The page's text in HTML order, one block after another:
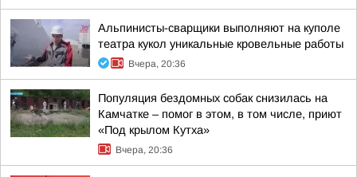
Альпинисты-сварщики выполняют на куполе
театра кукол уникальные кровельные работы
Вчера, 20:36
Популяция бездомных собак снизилась на
Камчатке – помог в этом, в том числе, приют
«Под крылом Кутха»
Вчера, 20:36